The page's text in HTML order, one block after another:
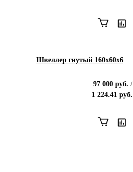
Швеллер гнутый 160х60х6
97 000руб. /
1 224.41 руб.